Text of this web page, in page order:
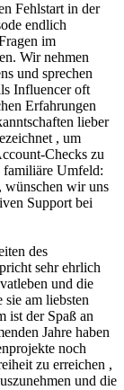
Fehlstart in der
endlich
im
Wir nehmen
und sprechen
Influencer oft
Erfahrungen
lieber
, um
Checks zu
familiäre Umfeld:
wünschen wir uns
Support bei
des
sehr ehrlich
und die
sie am liebsten
ist der Spaß an
Jahre haben
noch
zu erreichen ,
und die